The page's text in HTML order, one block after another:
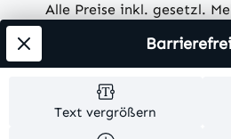
Alle Preise inkl. gesetzl.
Herstellerangaben und
© 2026 MKV24 – Alle Rechte
Text vergrößern